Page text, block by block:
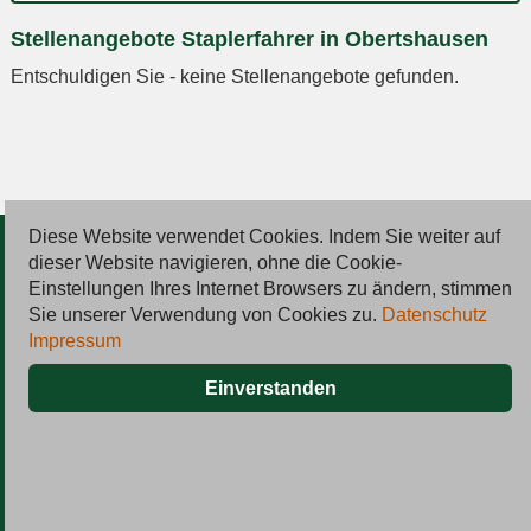
eingeben
Stellenangebote Staplerfahrer in Obertshausen
Entschuldigen Sie - keine Stellenangebote gefunden.
© 2026 Deutsche Jobmarkt GmbH
Inserieren
Kontakt
AGB
Diese Website verwendet Cookies. Indem Sie weiter auf
dieser Website navigieren, ohne die Cookie-
Einstellungen Ihres Internet Browsers zu ändern, stimmen
Sie unserer Verwendung von Cookies zu. Datenschutz
Impressum
Einverstanden